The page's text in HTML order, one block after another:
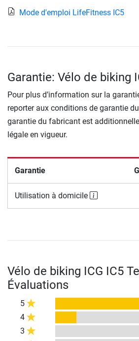
Mode d'emploi LifeFitness IC5
Garantie: Vélo de biking
Pour plus d’information sur la
reporter aux conditions de garantie
garantie du fabricant est
légale en vigueur.
Garantie
Utilisation à domicile
Vélo de biking ICG IC5
Évaluations
5
4
3